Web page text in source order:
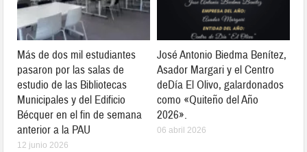
Más de dos mil estudiantes
pasaron por las salas de
estudio de las Bibliotecas
Municipales y del Edificio
Bécquer en el fin de semana
anterior a la PAU
12 junio 2026
José Antonio Biedma Benítez,
Asador Margari y el Centro
deDía El Olivo, galardonados
como «Quiteño del Año
2026».
06 abril 2026